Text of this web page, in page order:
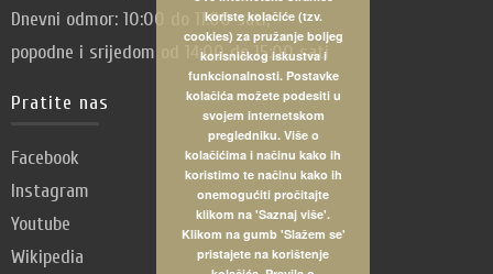
Dnevni odmor: 10:00 do 11:00 sati,
popodne i srijedom od 14:00 do 15:00 sati
Pratite nas
Facebook
Instagram
Youtube
Wikipedia
koriste kolačiće (tzv.
cookies) za pružanje boljeg
korisničkog iskustva i
funkcionalnosti. Postavke
kolačića možete podesiti u
svojem internetskom
pregledniku. Više o
kolačićima i načinu kako ih
koristimo te načinu kako ih
onemogućiti pročitajte
klikom na 'Saznaj više'.
Klikom na gumb 'Slažem se'
pristajete na korištenje